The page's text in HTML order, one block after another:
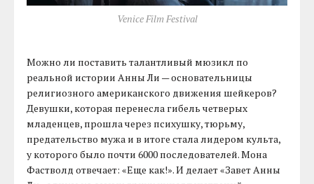
Venice Film Festival
Можно ли поставить талантливый мюзикл по
реальной истории Анны Ли — основательницы
религиозного американского движения шейкеров?
Девушки, которая перенесла гибель четверых
младенцев, прошла через психушку, тюрьму,
предательство мужа и в итоге стала лидером культа,
у которого было почти 6000 последователей. Мона
Фастволд отвечает: «Еще как!». И делает «Завет Анны